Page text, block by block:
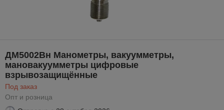
ДМ5002Вн Манометры, вакуумметры,
мановакуумметры цифровые
взрывозащищённые
Под заказ
Опт и розница